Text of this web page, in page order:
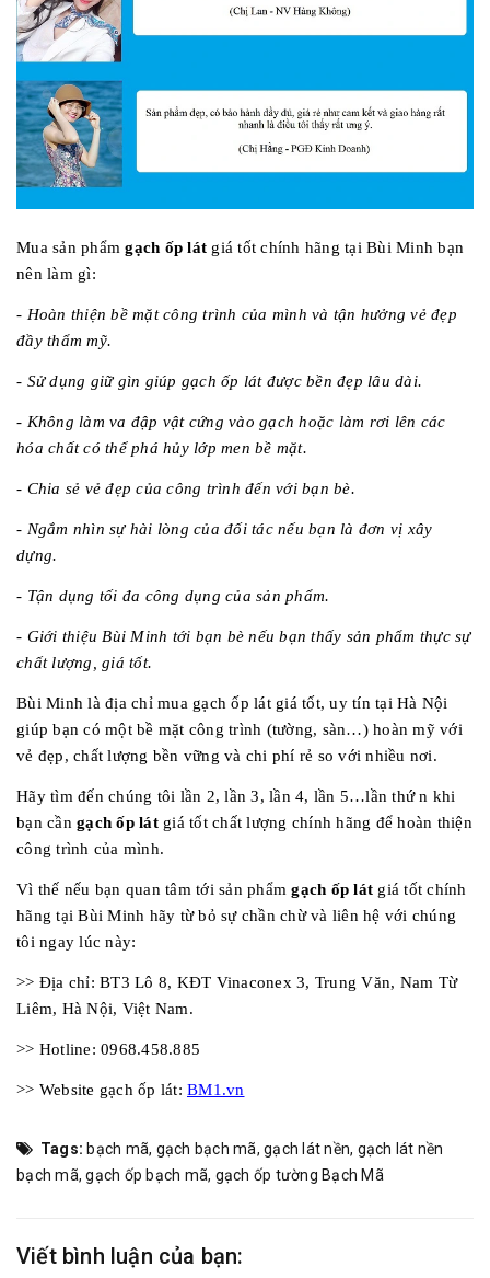
Mua sản phẩmgạch ốp lát giá tốt chính hãng tại Bùi Minh bạn
nên làm gì:
- Hoàn thiện bề mặt công trình của mình và tận hưởng vẻ đẹp
đầy thẩm mỹ.
- Sử dụng giữ gìn giúp gạch ốp lát được bền đẹp lâu dài.
- Không làm va đập vật cứng vào gạch hoặc làm rơi lên các
hóa chất có thể phá hủy lớp men bề mặt.
- Chia sẻ vẻ đẹp của công trình đến với bạn bè.
- Ngắm nhìn sự hài lòng của đối tác nếu bạn là đơn vị xây
dựng.
- Tận dụng tối đa công dụng của sản phẩm.
- Giới thiệu Bùi Minh tới bạn bè nếu bạn thấy sản phẩm thực sự
chất lượng, giá tốt.
Bùi Minh là địa chỉ mua gạch ốp lát giá tốt, uy tín tại Hà Nội
giúp bạn có một bề mặt công trình (tường, sàn…) hoàn mỹ với
vẻ đẹp, chất lượng bền vững và chi phí rẻ so với nhiều nơi.
Hãy tìm đến chúng tôi lần 2, lần 3, lần 4, lần 5…lần thứ n khi
bạn cần gạch ốp lát giá tốt chất lượng chính hãng để hoàn thiện
công trình của mình.
Vì thế nếu bạn quan tâm tới sản phẩmgạch ốp lát giá tốt chính
hãng tại Bùi Minh hãy từ bỏ sự chần chừ và liên hệ với chúng
tôi ngay lúc này:
>> Địa chỉ: BT3 Lô 8, KĐT Vinaconex 3, Trung Văn, Nam Từ
Liêm, Hà Nội, Việt Nam.
>> Hotline: 0968.458.885
>> Website gạch ốp lát: BM1.vn
Tags: bạch mã, gạch bạch mã, gạch lát nền, gạch lát nền
bạch mã,gạch ốp bạch mã, gạch ốp tường Bạch Mã
Viết bình luận của bạn: